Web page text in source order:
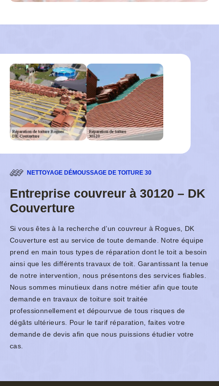
NETTOYAGE DÉMOUSSAGE DE TOITURE 30
Entreprise couvreur à 30120 – DK
Couverture
Si vous êtes à la recherche d’un couvreur à Rogues, DK
Couverture est au service de toute demande. Notre équipe
prend en main tous types de réparation dont le toit a besoin
ainsi que les différents travaux de toit. Garantissant la tenue
de notre intervention, nous présentons des services fiables.
Nous sommes minutieux dans notre métier afin que toute
demande en travaux de toiture soit traitée
professionnellement et dépourvue de tous risques de
dégâts ultérieurs. Pour le tarif réparation, faites votre
demande de devis afin que nous puissions étudier votre
cas.